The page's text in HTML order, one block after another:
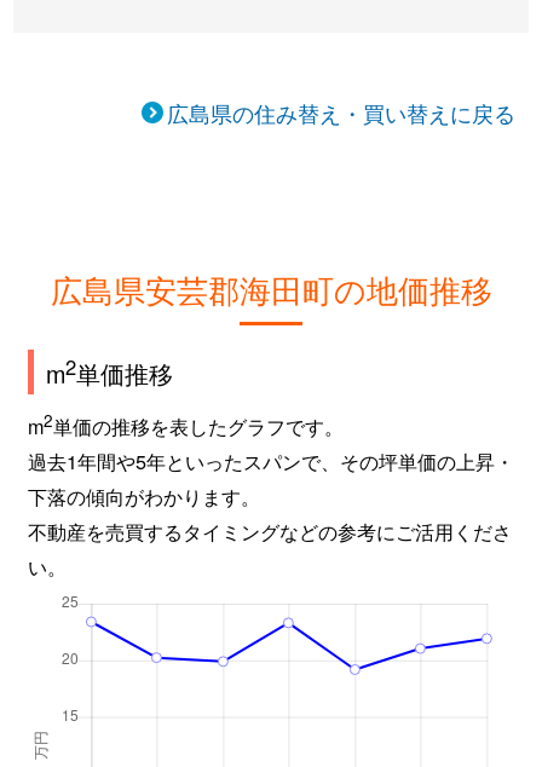
広島県の住み替え・買い替えに戻る
広島県安芸郡海田町の地価推移
m2単価推移
m2単価の推移を表したグラフです。
過去1年間や5年といったスパンで、その坪単価の上昇・
下落の傾向がわかります。
不動産を売買するタイミングなどの参考にご活用くださ
い。